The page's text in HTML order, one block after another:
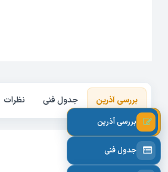
بررسی آذرین جدول فنی نظرات
بررسی آذرین
جدول فنی